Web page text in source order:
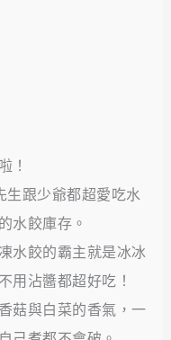
！
生跟少爺都超愛吃水
水餃庫存。
水餃的霸主就是冰冰
用沾醬都超好吃！
菇與白菜的香氣，一